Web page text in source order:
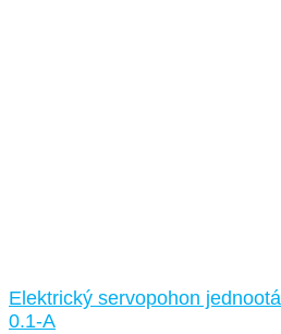
Elektrický servopohon
0.1-A